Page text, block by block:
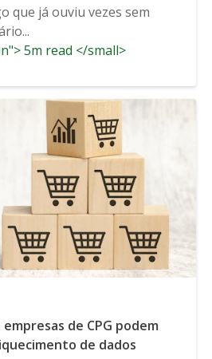
que já ouviu vezes sem
5m read </small>
de CPG podem
de dados